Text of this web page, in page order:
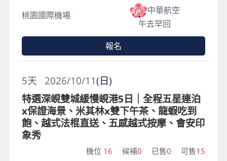
桃園國際機場
中華航空
午去早回
報名
2026/10/11(日)
5天
特選深峴雙城緩慢峴港5日｜全程五星連泊
x保證海景、米其林x雙下午茶、龍蝦吃到
飽、越式法棍直送、五感越式按摩、會安印
象秀
機位 16 候補0 已售0 可售15